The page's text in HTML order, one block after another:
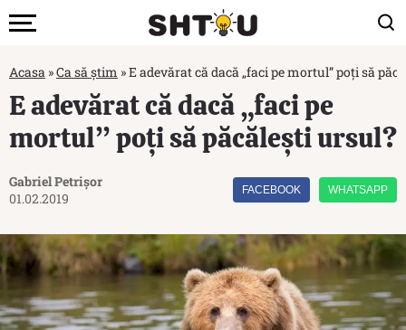
Acasa »Ca să știm »E adevărat că dacă „faci pe mortul” poți să
E adevărat că dacă „faci pe
mortul” poți să păcălești ursul?
Gabriel Petrișor
01.02.2019
FACEBOOK WHATSAPP